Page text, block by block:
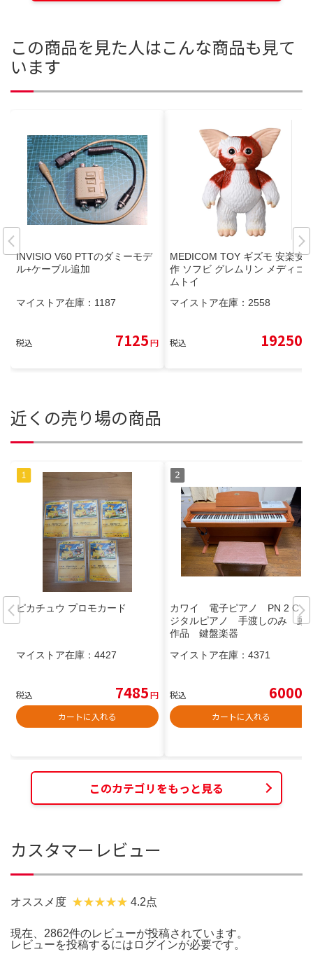
この商品を見た人はこんな商品も見て
います
INVISIO V60 PTTのダミーモデ
ル+ケーブル追加
マイストア在庫： 1187
税込 7125円
MEDICOM TOY ギズモ 安楽安
作 ソフビ グレムリン メディコ
ムトイ
マイストア在庫： 2558
税込 19250
近くの売り場の商品
ピカチュウ プロモカード
マイストア在庫： 4427
税込 7485円
カートに入れる
カワイ 電子ピアノ PN 2 C デ
ジタルピアノ 手渡しのみ 動
作品 鍵盤楽器
マイストア在庫： 4371
税込 6000
カートに入れる
このカテゴリをもっと見る
カスタマーレビュー
オススメ度 4.2点
現在、2862件のレビューが投稿されています。
レビューを投稿するには ログインが必要です。